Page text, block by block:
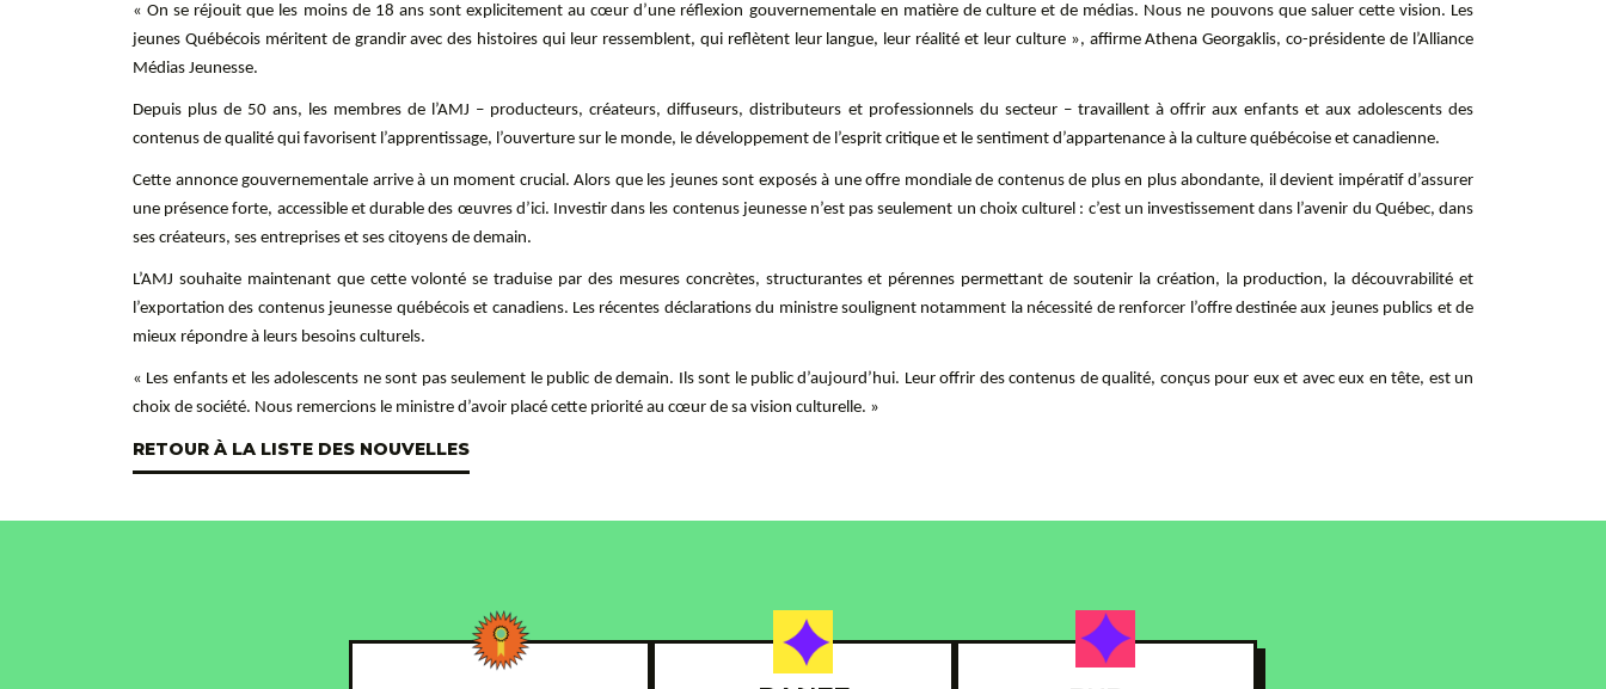
« On se réjouit que les moins de 18 ans sont explicitement au cœur d’une réflexion gouvernementale en matière de culture et de médias. Nous ne pouvons que saluer cette vision. Les
jeunes Québécois méritent de grandir avec des histoires qui leur ressemblent, qui reflètent leur langue, leur réalité et leur culture », affirme Athena Georgaklis, co-présidente de l’Alliance
Médias Jeunesse.
Depuis plus de 50 ans, les membres de l’AMJ – producteurs, créateurs, diffuseurs, distributeurs et professionnels du secteur – travaillent à offrir aux enfants et aux adolescents des
contenus de qualité qui favorisent l’apprentissage, l’ouverture sur le monde, le développement de l’esprit critique et le sentiment d’appartenance à la culture québécoise et canadienne.
Cette annonce gouvernementale arrive à un moment crucial. Alors que les jeunes sont exposés à une offre mondiale de contenus de plus en plus abondante, il devient impératif d’assurer
une présence forte, accessible et durable des œuvres d’ici. Investir dans les contenus jeunesse n’est pas seulement un choix culturel : c’est un investissement dans l’avenir du Québec, dans
ses créateurs, ses entreprises et ses citoyens de demain.
L’AMJ souhaite maintenant que cette volonté se traduise par des mesures concrètes, structurantes et pérennes permettant de soutenir la création, la production, la découvrabilité et
l’exportation des contenus jeunesse québécois et canadiens. Les récentes déclarations du ministre soulignent notamment la nécessité de renforcer l’offre destinée aux jeunes publics et de
mieux répondre à leurs besoins culturels.
« Les enfants et les adolescents ne sont pas seulement le public de demain. Ils sont le public d’aujourd’hui. Leur offrir des contenus de qualité, conçus pour eux et avec eux en tête, est un
choix de société. Nous remercions le ministre d’avoir placé cette priorité au cœur de sa vision culturelle. »
RETOUR À LA LISTE DES NOUVELLES